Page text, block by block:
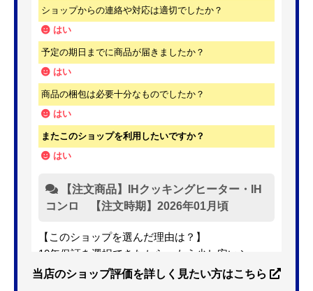
ショップからの連絡や対応は適切でしたか？
はい
予定の期日までに商品が届きましたか？
はい
商品の梱包は必要十分なものでしたか？
はい
またこのショップを利用したいですか？
はい
【注文商品】IHクッキングヒーター・IH
コンロ 【注文時期】2026年01月頃
【このショップを選んだ理由は？】
10年保証を選択できたから。もう少し安いショッ
プも有ったが、5年保証しかなかった。
当店のショップ評価を詳しく見たい方はこちら